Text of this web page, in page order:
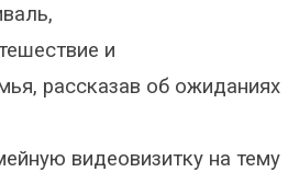
и
рассказав об ожиданиях
видеовизитку на тему